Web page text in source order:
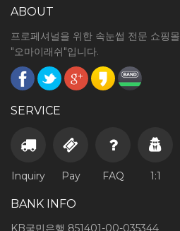
ABOUT
프로페셔널을 위한 속눈썹 전문 쇼핑몰
"오마이래쉬"입니다.
SERVICE
Inquiry Pay FAQ 1:1
BANK INFO
KB국민은행 851401-00-035344